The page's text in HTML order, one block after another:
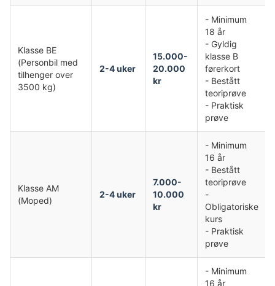
Klasse BE
(Personbil med
tilhenger over
3500 kg)
2-4 uker
15.000-
20.000
kr
- Minimum
18 år
- Gyldig
klasse B
førerkort
- Bestått
teoriprøve
- Praktisk
prøve
Klasse AM
(Moped)
2-4 uker
7.000-
10.000
kr
- Minimum
16 år
- Bestått
teoriprøve
-
Obligatoriske
kurs
- Praktisk
prøve
- Minimum
16 år